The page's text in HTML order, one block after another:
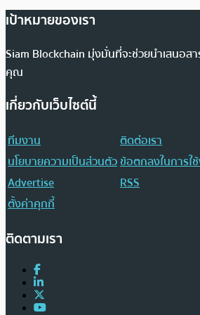
เป้าหมายของเรา
Siam Blockchain มุ่งมั่นที่จะช่วยนำเสนอส
คุณ
เกี่ยวกับเว็บไซต์นี้
ทีมงาน
ติดต่อเรา
นโยบายความเป็นส่วนตัวข้อตกลงในการใ
Advertise
RSS
ตั้งค่าคุกกี้
ติดตามเรา